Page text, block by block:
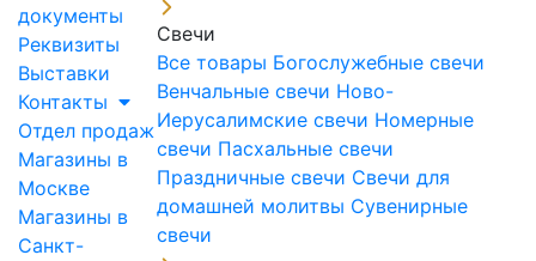
документы
Реквизиты
Выставки
Контакты
Отдел продаж
Магазины в
Москве
Магазины в
Санкт-
Свечи
Все товары Богослужебные свечи
Венчальные свечи Ново-
Иерусалимские свечи Номерные
свечи Пасхальные свечи
Праздничные свечи Свечи для
домашней молитвы Сувенирные
свечи